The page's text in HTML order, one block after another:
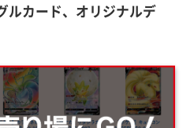
ルカード、オリジナルデ